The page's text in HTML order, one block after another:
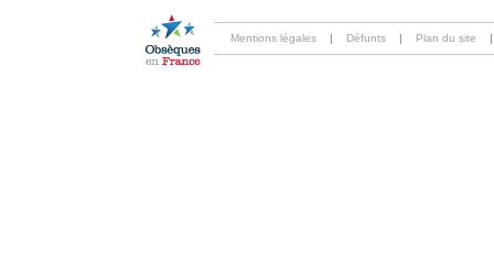
Mentions légales | Défunts | Plan du site |